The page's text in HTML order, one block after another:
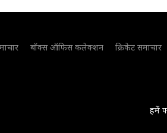
बॉक्स ऑफिस कलेक्शन क्रिकेट समाचार
हमें